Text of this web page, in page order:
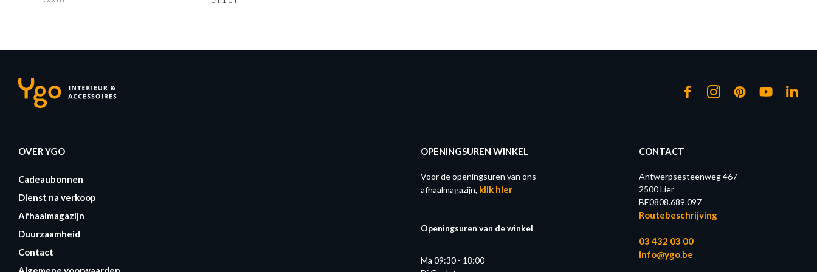
OVER YGO
Cadeaubonnen
Dienst na verkoop
Afhaalmagazijn
Duurzaamheid
Contact
OPENINGSUREN WINKEL
Voor de openingsuren van ons
afhaalmagazijn, klik hier
Openingsuren van de winkel
Ma 09:30 - 18:00
CONTACT
Antwerpsesteenweg 467
2500 Lier
BE0808.689.097
Routebeschrijving
03 432 03 00
info@ygo.be